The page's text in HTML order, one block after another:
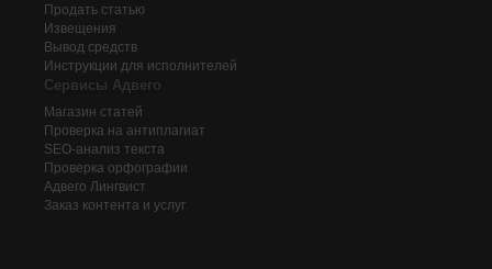
Продать статью
Извещения
Вывод средств
Инструкции для исполнителей
Сервисы Адвего
Магазин статей
Проверка на антиплагиат
SEO-анализ текста
Проверка орфографии
Адвего Лингвист
Заказ контента и услуг